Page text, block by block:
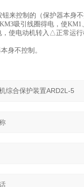
来控制的（保护器本身
吸引线圈得电，使
使电动机转入△正常运
身不控制。